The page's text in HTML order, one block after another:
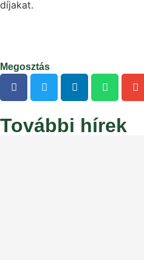
díjakat.
Megosztás
További hírek